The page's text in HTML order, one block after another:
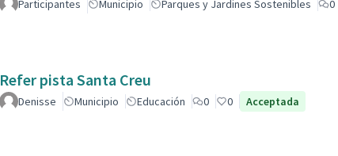
Participantes Municipio Parques y Jardines Sostenibles 0
Refer pista Santa Creu
Denisse Municipio Educación 0 0 Acceptada